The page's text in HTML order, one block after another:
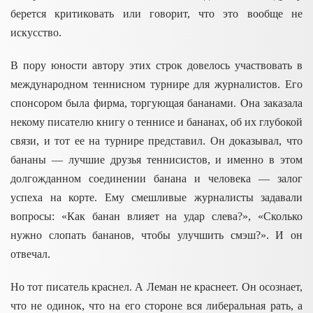
берется критиковать или говорит, что это вообще не
искусство.
В пору юности автору этих строк довелось участвовать в
международном теннисном турнире для журналистов. Его
спонсором была фирма, торгующая бананами. Она заказала
некому писателю книгу о теннисе и бананах, об их глубокой
связи, и тот ее на турнире представил. Он доказывал, что
бананы — лучшие друзья теннисистов, и именно в этом
долгожданном соединении банана и человека — залог
успеха на корте. Ему смешливые журналисты задавали
вопросы: «Как банан влияет на удар слева?», «Сколько
нужно слопать бананов, чтобы улучшить смэш?». И он
отвечал.
Но тот писатель краснел. А Леман не краснеет. Он осознает,
что не одинок, что на его стороне вся либеральная рать, а